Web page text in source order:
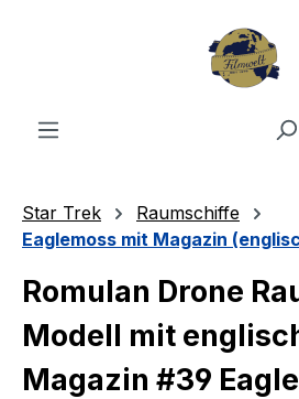
Star Trek
Raumschiffe
Eaglemoss mit Magazin
Romulan Drone
Modell mit
Magazin #39